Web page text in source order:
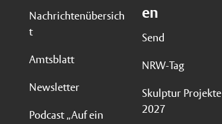
Nachrichtenübersich
t
Amtsblatt
Newsletter
Podcast „Auf ein
en
Send
NRW-Tag
Skulptur Projekte
2027